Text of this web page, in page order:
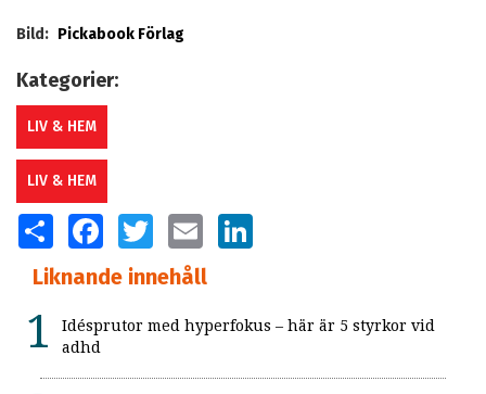
Bild: Pickabook Förlag
Kategorier:
LIV & HEM
LIV & HEM
SHARE FACEBOOKTWITTER EMAIL
Liknande innehåll
Idésprutor med hyperfokus – här är 5 styrkor vid
adhd